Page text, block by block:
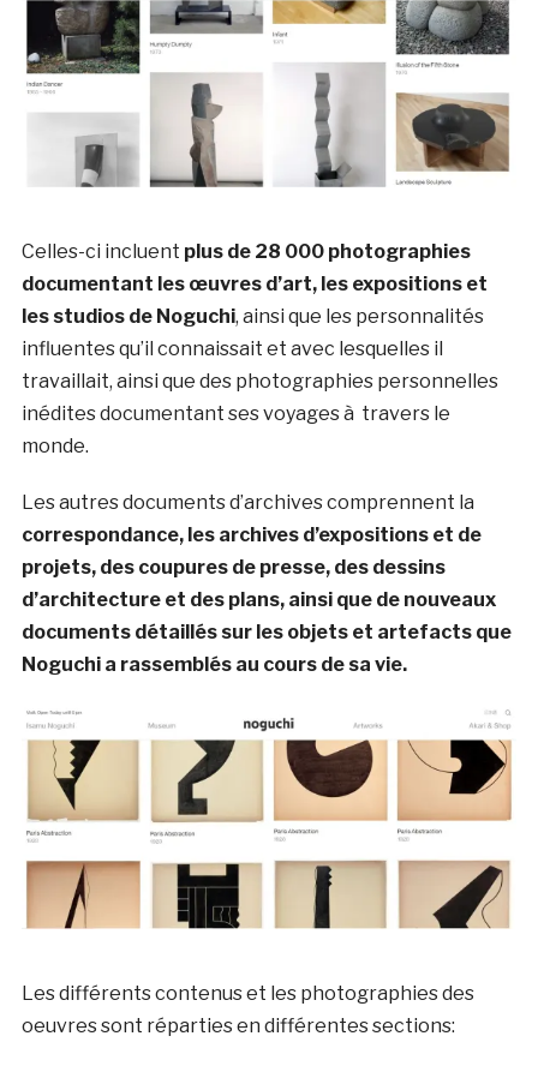
Celles-ci incluent plus de 28 000 photographies
documentant les œuvres d’art, les expositions et
les studios de Noguchi, ainsi que les personnalités
influentes qu’il connaissait et avec lesquelles il
travaillait, ainsi que des photographies personnelles
inédites documentant ses voyages à travers le
monde.
Les autres documents d’archives comprennent la
correspondance, les archives d’expositions et de
projets, des coupures de presse, des dessins
d’architecture et des plans, ainsi que de nouveaux
documents détaillés sur les objets et artefacts que
Noguchi a rassemblés au cours de sa vie.
Les différents contenus et les photographies des
oeuvres sont réparties en différentes sections: